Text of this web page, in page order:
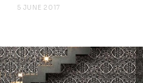
5 JUNE 2017